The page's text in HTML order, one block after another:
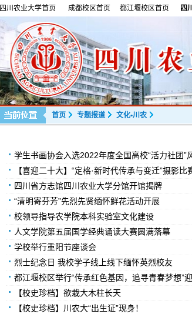
四川农业大学首页 成都校区首页 都江堰校区首页 四
首页 专题报道 文化•川农
学生书画协会入选2022年度全国高校“活力社团”
【喜迎二十大】“定格·新时代传承与变迁”摄影比
四川省方志馆四川农业大学分馆开馆揭牌
“清明寄芬芳”先烈先贤缅怀鲜花活动开展
校领导指导农学院本科实验室文化建设
人文学院第五届国学经典诵读大赛圆满落幕
学校举行重阳节座谈会
烈士纪念日 我校学子线上线下缅怀英烈校友
都江堰校区举行“传承红色基因，追寻青春梦想”
【校史珍档】欲栽大木柱长天
【校史珍档】川农大“出生证”现身！